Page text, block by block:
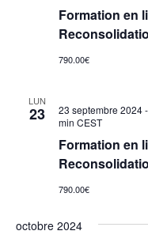
Formation en
790.00€
LUN
23
Formation en
23 septembre 2024
min CEST
790.00€
octobre 2024